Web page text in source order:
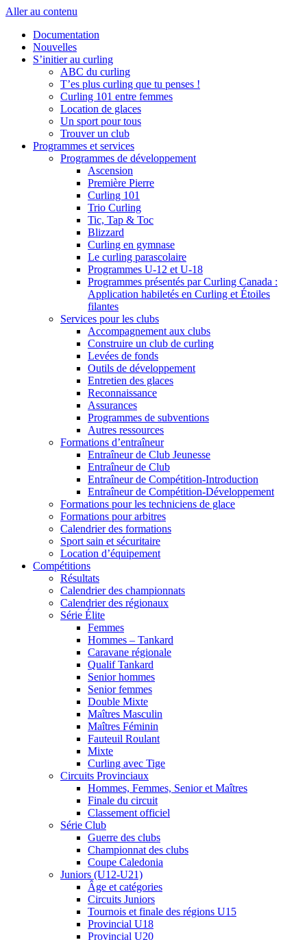
Aller au contenu
Documentation
Nouvelles
S’initier au curling
ABC du curling
T’es plus curling que tu penses !
Curling 101 entre femmes
Location de glaces
Un sport pour tous
Trouver un club
Programmes et services
Programmes de développement
Ascension
Première Pierre
Curling 101
Trio Curling
Tic, Tap & Toc
Blizzard
Curling en gymnase
Le curling parascolaire
Programmes U-12 et U-18
Programmes présentés par Curling Canada :
Application habiletés en Curling et Étoiles
filantes
Services pour les clubs
Accompagnement aux clubs
Construire un club de curling
Levées de fonds
Outils de développement
Entretien des glaces
Reconnaissance
Assurances
Programmes de subventions
Autres ressources
Formations d’entraîneur
Entraîneur de Club Jeunesse
Entraîneur de Club
Entraîneur de Compétition-Introduction
Entraîneur de Compétition-Développement
Formations pour les techniciens de glace
Formations pour arbitres
Calendrier des formations
Sport sain et sécuritaire
Location d’équipement
Compétitions
Résultats
Calendrier des championnats
Calendrier des régionaux
Série Élite
Femmes
Hommes – Tankard
Caravane régionale
Qualif Tankard
Senior hommes
Senior femmes
Double Mixte
Maîtres Masculin
Maîtres Féminin
Fauteuil Roulant
Mixte
Curling avec Tige
Circuits Provinciaux
Hommes, Femmes, Senior et Maîtres
Finale du circuit
Classement officiel
Série Club
Guerre des clubs
Championnat des clubs
Coupe Caledonia
Juniors (U12-U21)
Âge et catégories
Circuits Juniors
Tournois et finale des régions U15
Provincial U18
Provincial U20